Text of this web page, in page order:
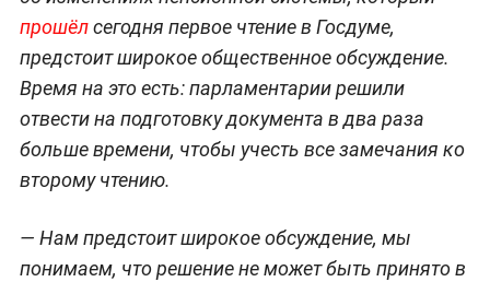
прошёлсегодня первое чтение в Госдуме,
предстоит широкое общественное обсуждение.
Время на это есть: парламентарии решили
отвести на подготовку документа в два раза
больше времени, чтобы учесть все замечания ко
второму чтению.
— Нам предстоит широкое обсуждение, мы
понимаем, что решение не может быть принято в